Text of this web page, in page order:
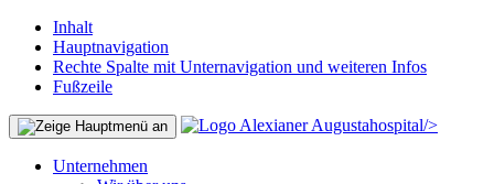
Inhalt
Hauptnavigation
Rechte Spalte mit Unternavigation und weiteren Infos
Fußzeile
/>
Unternehmen